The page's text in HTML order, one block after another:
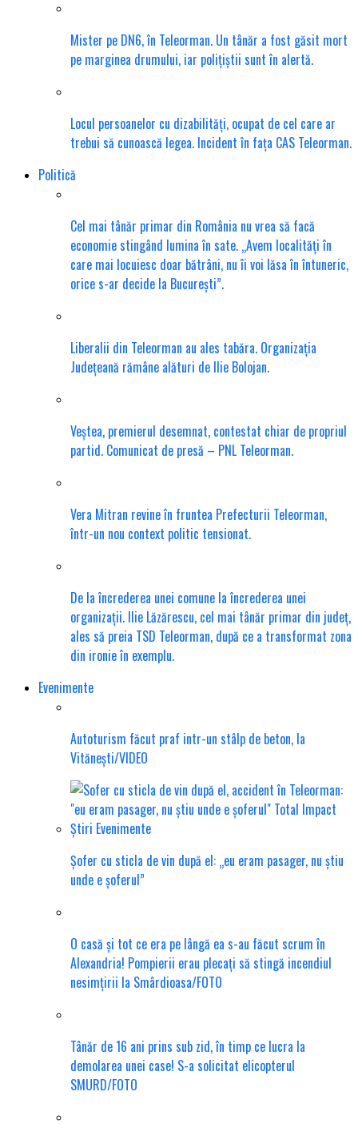
Mister pe DN6, în Teleorman. Un tânăr a fost găsit mort
pe marginea drumului, iar polițiștii sunt în alertă.
Locul persoanelor cu dizabilități, ocupat de cel care ar
trebui să cunoască legea. Incident în fața CAS Teleorman.
Politică
Cel mai tânăr primar din România nu vrea să facă
economie stingând lumina în sate. „Avem localități în
care mai locuiesc doar bătrâni, nu îi voi lăsa în întuneric,
orice s-ar decide la București”.
Liberalii din Teleorman au ales tabăra. Organizația
Județeană rămâne alături de Ilie Bolojan.
Veștea, premierul desemnat, contestat chiar de propriul
partid. Comunicat de presă – PNL Teleorman.
Vera Mitran revine în fruntea Prefecturii Teleorman,
într-un nou context politic tensionat.
De la încrederea unei comune la încrederea unei
organizații. Ilie Lăzărescu, cel mai tânăr primar din județ,
ales să preia TSD Teleorman, după ce a transformat zona
din ironie în exemplu.
Evenimente
Autoturism făcut praf intr-un stâlp de beton, la
Vitănești/VIDEO
Șofer cu sticla de vin după el: „eu eram pasager, nu știu
unde e șoferul”
O casă și tot ce era pe lângă ea s-au făcut scrum în
Alexandria! Pompierii erau plecați să stingă incendiul
nesimțirii la Smârdioasa/FOTO
Tânăr de 16 ani prins sub zid, în timp ce lucra la
demolarea unei case! S-a solicitat elicopterul
SMURD/FOTO